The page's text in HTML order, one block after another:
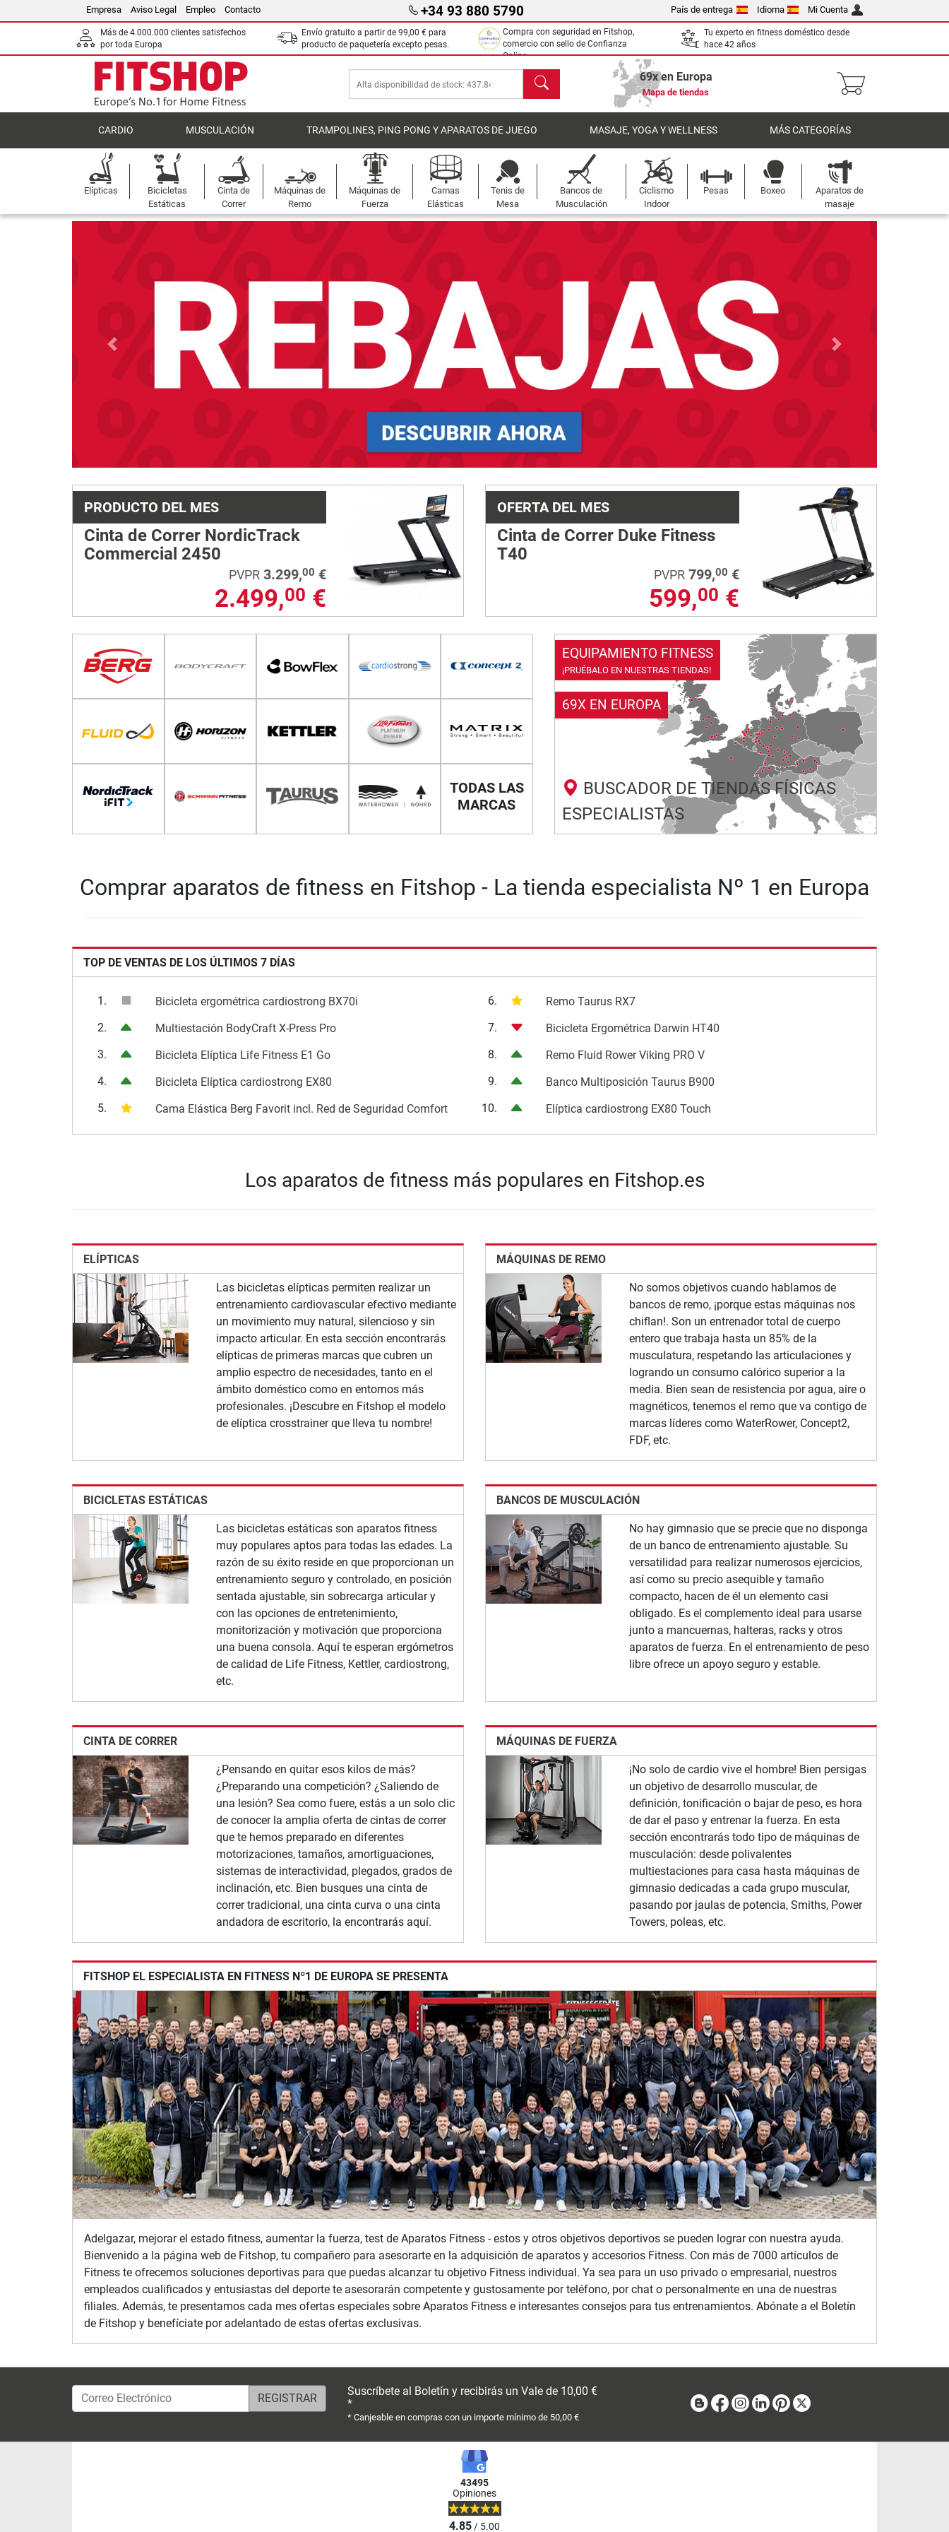
Empresa Aviso Legal Empleo Contacto +34 93 880 5790 País de entrega Idioma Mi Cuenta
Más de 4.000.000 clientes satisfechos
por toda Europa
Envío gratuito a partir de 99,00 € para
producto de paquetería excepto pesas.
Compra con seguridad en Fitshop,
comercio con sello de Confianza
Online.
Tu experto en fitness doméstico desde
hace 42 años
Buscar 69x en Europa
Mapa de tiendas
CARDIO MUSCULACIÓN TRAMPOLINES, PING PONG Y APARATOS DE JUEGO MASAJE, YOGA Y WELLNESS MÁS CATEGORÍAS
Elípticas
Bicicletas
Estáticas
Cinta de
Correr
Máquinas de
Remo
Máquinas de
Fuerza
Camas
Elásticas
Tenis de
Mesa
Bancos de
Musculación
Ciclismo
Indoor
Pesas Boxeo
Aparatos de
masaje
Previous Next
PRODUCTO DEL MES
Cinta de Correr NordicTrack
Commercial 2450
PVPR 3.299,00 €
2.499,00 €
OFERTA DEL MES
Cinta de Correr Duke Fitness
T40
PVPR 799,00 €
599,00 €
TODAS LAS
MARCAS
EQUIPAMIENTO FITNESS
¡PRUÉBALO EN NUESTRAS TIENDAS!
69X EN EUROPA
BUSCADOR DE TIENDAS FÍSICAS
ESPECIALISTAS
Comprar aparatos de fitness en Fitshop - La tienda especialista Nº 1 en Europa
TOP DE VENTAS DE LOS ÚLTIMOS 7 DÍAS
1.
Bicicleta ergométrica cardiostrong BX70i
2.
Multiestación BodyCraft X-Press Pro
3.
Bicicleta Elíptica Life Fitness E1 Go
4.
Bicicleta Elíptica cardiostrong EX80
5.
Cama Elástica Berg Favorit incl. Red de Seguridad Comfort
6.
Remo Taurus RX7
7.
Bicicleta Ergométrica Darwin HT40
8.
Remo Fluid Rower Viking PRO V
9.
Banco Multiposición Taurus B900
10.
Elíptica cardiostrong EX80 Touch
Los aparatos de fitness más populares en Fitshop.es
ELÍPTICAS
Las bicicletas elípticas permiten realizar un
entrenamiento cardiovascular efectivo mediante
un movimiento muy natural, silencioso y sin
impacto articular. En esta sección encontrarás
elípticas de primeras marcas que cubren un
amplio espectro de necesidades, tanto en el
ámbito doméstico como en entornos más
profesionales. ¡Descubre en Fitshop el modelo
de elíptica crosstrainer que lleva tu nombre!
MÁQUINAS DE REMO
No somos objetivos cuando hablamos de
bancos de remo, ¡porque estas máquinas nos
chiflan!. Son un entrenador total de cuerpo
entero que trabaja hasta un 85% de la
musculatura, respetando las articulaciones y
logrando un consumo calórico superior a la
media. Bien sean de resistencia por agua, aire o
magnéticos, tenemos el remo que va contigo de
marcas líderes como WaterRower, Concept2,
FDF, etc.
BICICLETAS ESTÁTICAS
Las bicicletas estáticas son aparatos fitness
muy populares aptos para todas las edades. La
razón de su éxito reside en que proporcionan un
entrenamiento seguro y controlado, en posición
sentada ajustable, sin sobrecarga articular y
con las opciones de entretenimiento,
monitorización y motivación que proporciona
una buena consola. Aquí te esperan ergómetros
de calidad de Life Fitness, Kettler, cardiostrong,
etc.
BANCOS DE MUSCULACIÓN
No hay gimnasio que se precie que no disponga
de un banco de entrenamiento ajustable. Su
versatilidad para realizar numerosos ejercicios,
así como su precio asequible y tamaño
compacto, hacen de él un elemento casi
obligado. Es el complemento ideal para usarse
junto a mancuernas, halteras, racks y otros
aparatos de fuerza. En el entrenamiento de peso
libre ofrece un apoyo seguro y estable.
CINTA DE CORRER
¿Pensando en quitar esos kilos de más?
¿Preparando una competición? ¿Saliendo de
una lesión? Sea como fuere, estás a un solo clic
de conocer la amplia oferta de cintas de correr
que te hemos preparado en diferentes
motorizaciones, tamaños, amortiguaciones,
sistemas de interactividad, plegados, grados de
inclinación, etc. Bien busques una cinta de
correr tradicional, una cinta curva o una cinta
andadora de escritorio, la encontrarás aquí.
MÁQUINAS DE FUERZA
¡No solo de cardio vive el hombre! Bien persigas
un objetivo de desarrollo muscular, de
definición, tonificación o bajar de peso, es hora
de dar el paso y entrenar la fuerza. En esta
sección encontrarás todo tipo de máquinas de
musculación: desde polivalentes
multiestaciones para casa hasta máquinas de
gimnasio dedicadas a cada grupo muscular,
pasando por jaulas de potencia, Smiths, Power
Towers, poleas, etc.
FITSHOP EL ESPECIALISTA EN FITNESS Nº1 DE EUROPA SE PRESENTA
Adelgazar, mejorar el estado fitness, aumentar la fuerza, test de Aparatos Fitness - estos y otros objetivos deportivos se pueden lograr con nuestra ayuda.
Bienvenido a la página web de Fitshop, tu compañero para asesorarte en la adquisición de aparatos y accesorios Fitness. Con más de 7000 artículos de
Fitness te ofrecemos soluciones deportivas para que puedas alcanzar tu objetivo Fitness individual. Ya sea para un uso privado o empresarial, nuestros
empleados cualificados y entusiastas del deporte te asesorarán competente y gustosamente por teléfono, por chat o personalmente en una de nuestras
filiales. Además, te presentamos cada mes ofertas especiales sobre Aparatos Fitness e interesantes consejos para tus entrenamientos. Abónate a el Boletín
de Fitshop y benefíciate por adelantado de estas ofertas exclusivas.
Correo Electrónico
Suscríbete al Boletín y recibirás un Vale de 10,00 €
*
* Canjeable en compras con un importe mínimo de 50,00 €
BlogFacebook
Instagram
LinkedinPinterest
43495
Opiniones
4.85/ 5.00